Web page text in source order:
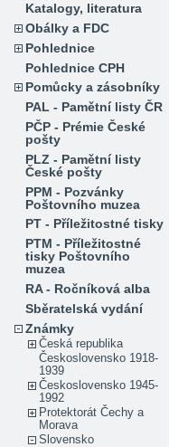
Katalogy, literatura
Obálky a FDC
Pohlednice
Pohlednice CPH
Pomůcky a zásobníky
PAL - Pamětní listy ČR
PČP - Prémie České
pošty
PLZ - Pamětní listy
České pošty
PPM - Pozvánky
Poštovního muzea
PT - Příležitostné tisky
PTM - Příležitostné
tisky Poštovního
muzea
RA - Ročníková alba
Sběratelská vydání
Známky
Česká republika
Československo 1918-
1939
Československo 1945-
1992
Protektorát Čechy a
Morava
Slovensko